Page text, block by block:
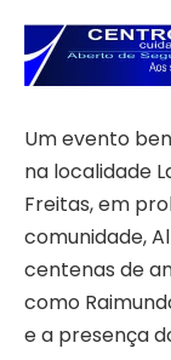
Um evento
na localidade
Freitas, em
comunidade,
centenas de
como
e a presença